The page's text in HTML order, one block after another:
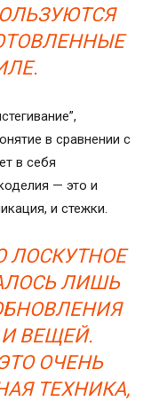
в сравнении с
в себя
— это и
и стежки.
ЛОСКУТНОЕ
ЛИШЬ
ВЕЩЕЙ.
ОЧЕНЬ
ТЕХНИКА,